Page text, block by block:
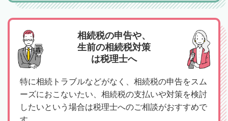
相続税の申告や、
生前の相続税対策
は税理士へ
特に相続トラブルなどがなく、相続税の申告をスム
ーズにおこないたい、相続税の支払いや対策を検討
したいという場合は税理士へのご相談がおすすめで